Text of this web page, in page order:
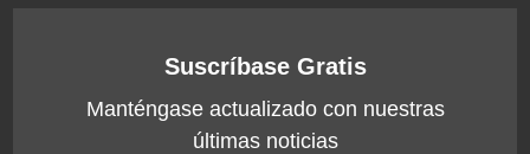
Suscríbase Gratis
Manténgase actualizado con nuestras
últimas noticias